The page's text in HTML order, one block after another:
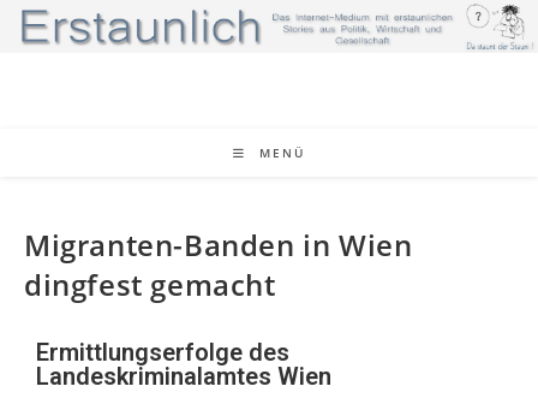
MENÜ
Migranten-Banden in Wien
dingfest gemacht
Ermittlungserfolge des
Landeskriminalamtes Wien